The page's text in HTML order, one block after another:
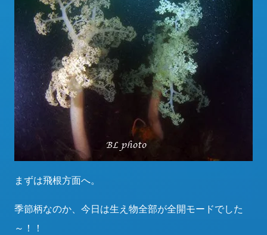
まずは飛根方面へ。
季節柄なのか、今日は生え物全部が全開モードでした
～！！